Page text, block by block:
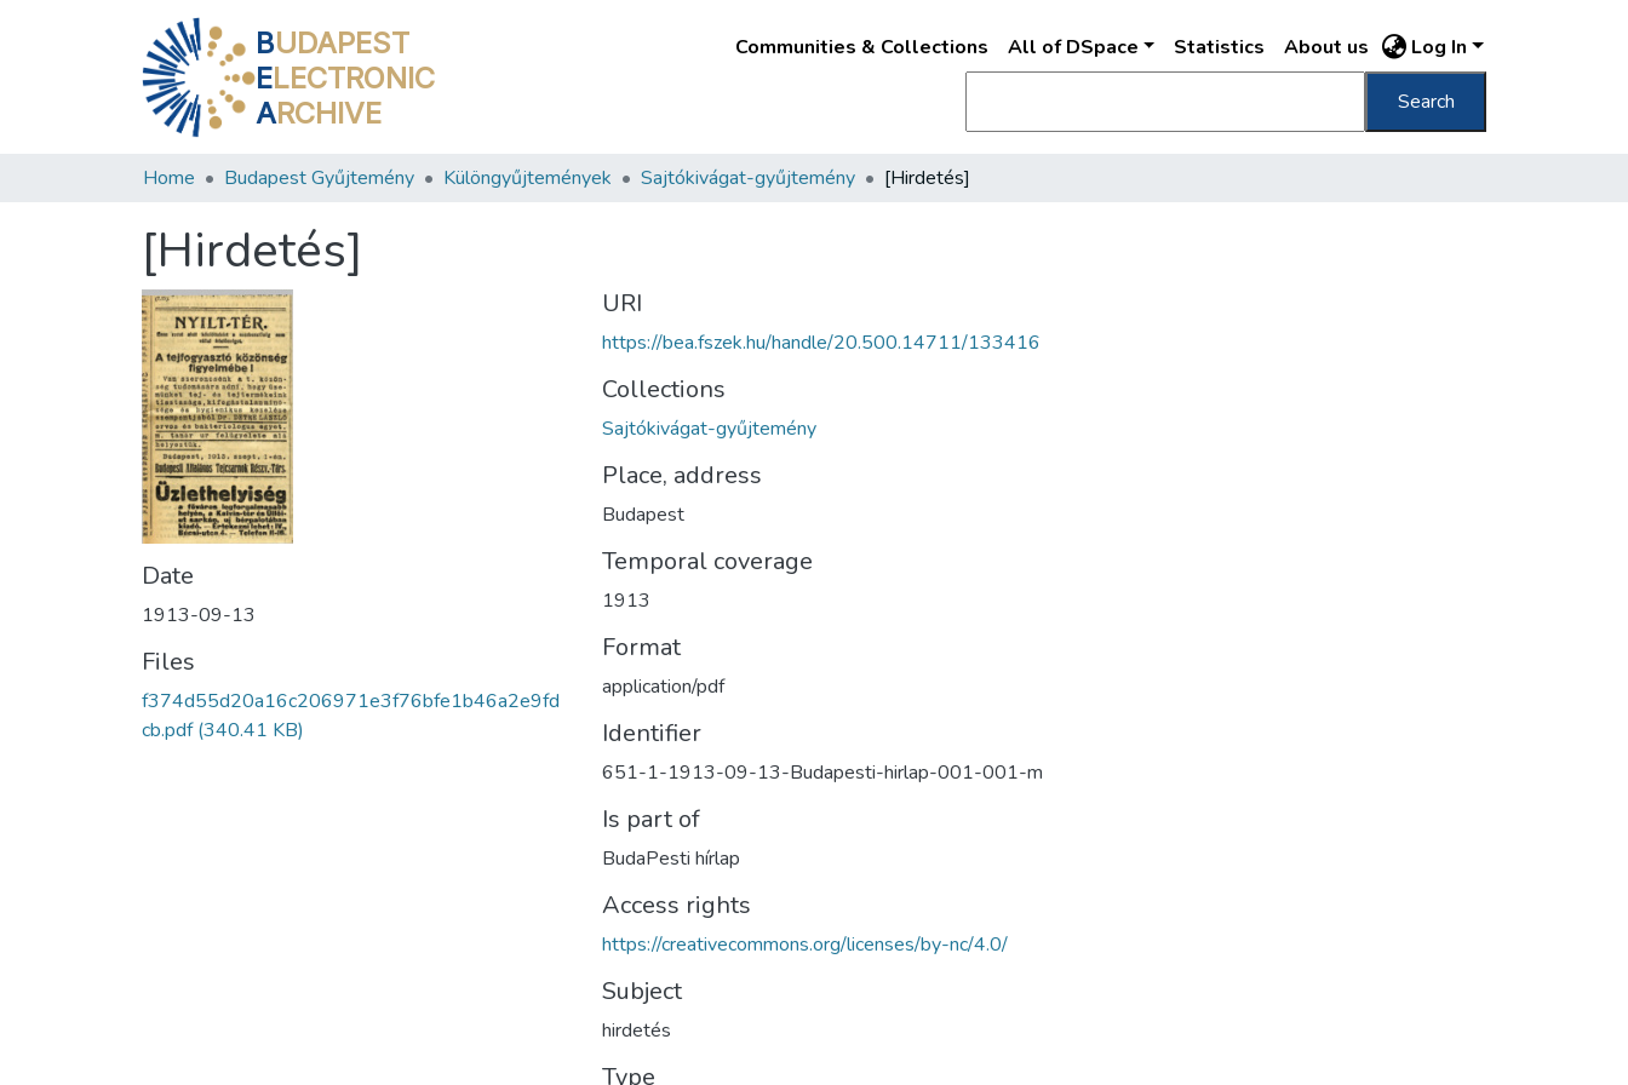
BUDAPEST
ELECTRONIC
ARCHIVE
Communities & Collections All of DSpace Statistics About us Log In
Search
Home Budapest Gyűjtemény Különgyűjtemények Sajtókivágat-gyűjtemény [Hirdetés]
[Hirdetés]
Date
1913-09-13
Files
f374d55d20a16c206971e3f76bfe1b46a2e9fd
cb.pdf(340.41 KB)
URI
https://bea.fszek.hu/handle/20.500.14711/133416
Collections
Sajtókivágat-gyűjtemény
Place, address
Budapest
Temporal coverage
1913
Format
application/pdf
Identifier
651-1-1913-09-13-Budapesti-hirlap-001-001-m
Is part of
BudaPesti hírlap
Access rights
https://creativecommons.org/licenses/by-nc/4.0/
Subject
hirdetés
Type